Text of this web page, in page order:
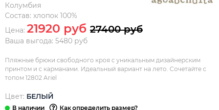
Колумбия
Состав: хлопок 100%
Цена: 21920 руб 27400 руб
Ваша выгода: 5480 руб
Пляжные брюки свободного кроя с уникальным дизайнерским
принтом и с карманами. Идеальный вариант на лето. Сочетайте с
топом 12802 Ariel
Цвет: БЕЛЫЙ
Как определить размер?